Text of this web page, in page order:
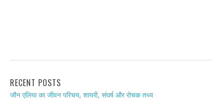
RECENT POSTS
जौन एलिया का जीवन परिचय, शायरी, संघर्ष और रोचक तथ्य